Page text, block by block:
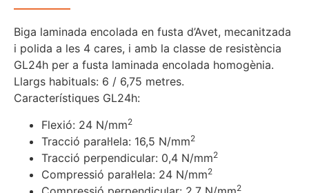
Biga laminada encolada en fusta d’Avet, mecanitzada
i polida a les 4 cares, i amb la classe de resistència
GL24h per a fusta laminada encolada homogènia.
Llargs habituals: 6 / 6,75 metres.
Característiques GL24h:
Flexió: 24 N/mm2
Tracció paral·lela: 16,5 N/mm2
Tracció perpendicular: 0,4 N/mm2
Compressió paral·lela: 24 N/mm2
2